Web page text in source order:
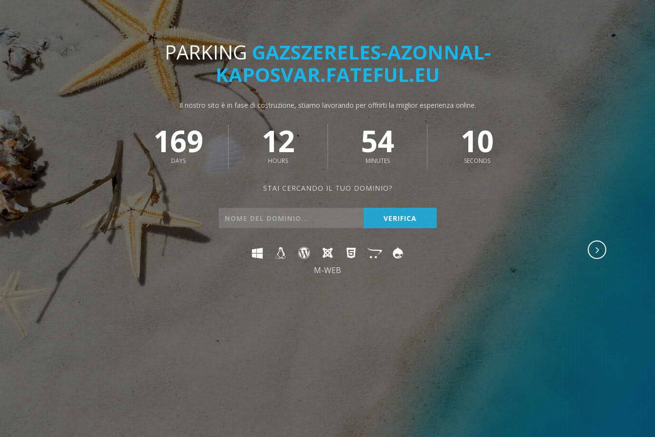
PARKINGGAZSZERELES-AZONNAL-
KAPOSVAR.FATEFUL.EU
Il nostro sito è in fase di costruzione, stiamo lavorando per offrirti la miglior esperienza online.
169
DAYS 12
HOURS 54
MINUTES 9
SECONDS
STAI CERCANDO IL TUO DOMINIO?
M-WEB